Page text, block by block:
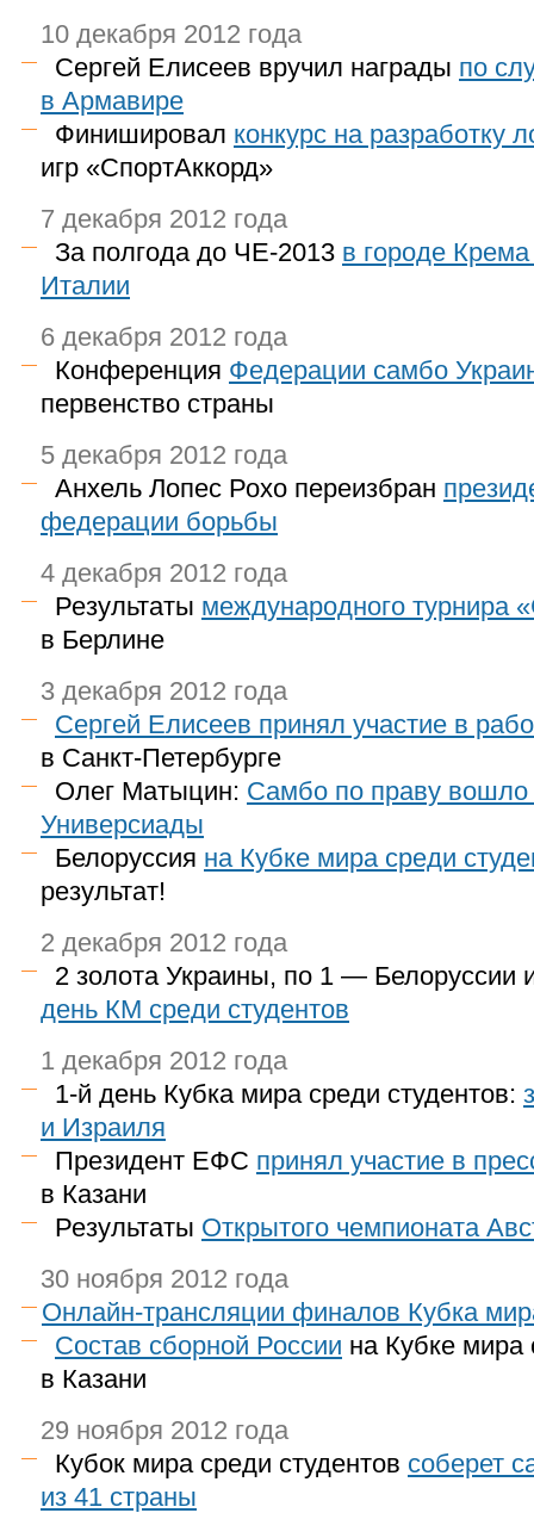
10 декабря 2012 года
Сергей Елисеев вручил награды по
в Армавире
Финишировал конкурс на разработку
игр «СпортАккорд»
7 декабря 2012 года
За полгода до ЧЕ-2013 в городе
Италии
6 декабря 2012 года
Конференция Федерации самбо
первенство страны
5 декабря 2012 года
Анхель Лопес Рохо переизбран
федерации борьбы
4 декабря 2012 года
Результаты международного турнира
в Берлине
3 декабря 2012 года
Сергей Елисеев принял участие в
в Санкт-Петербурге
Олег Матыцин: Самбо по праву вошло
Универсиады
Белоруссия на Кубке мира среди
результат!
2 декабря 2012 года
2 золота Украины, по 1 — Белоруссии
день КМ среди студентов
1 декабря 2012 года
1-й день Кубка мира среди студентов:
и Израиля
Президент ЕФС принял участие в
в Казани
Результаты Открытого чемпионата
30 ноября 2012 года
Онлайн-трансляции финалов Кубка
Состав сборной России на Кубке мира
в Казани
29 ноября 2012 года
Кубок мира среди студентов соберет
из 41 страны